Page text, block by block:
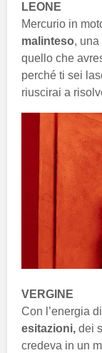
LEONE
Mercurio in
malinteso,
quello che
perché ti sei
riuscirai a
VERGINE
Con l’energia
esitazioni, dei
credeva in un